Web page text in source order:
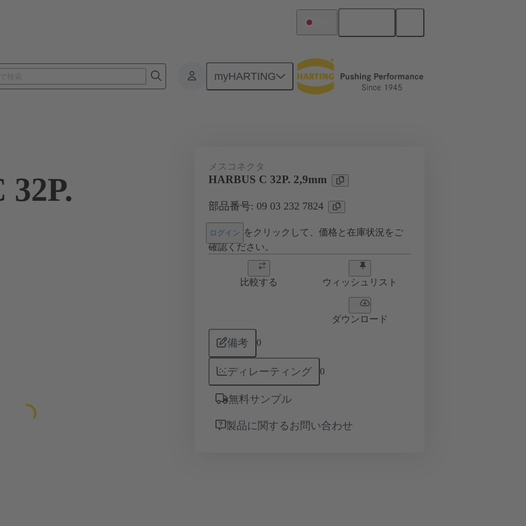
myHARTING
マザーボード ツー ドーターカード接続
メスコネクタ
HARBUS C 32P. 2,9mm
部品番号: 09 03 232 7824
ログイン をクリックして、価格と在庫状況をご
確認ください。
比較する ウィッシュリスト
ダウンロード
備考 0
ディレーティング 0
無料サンプル
製品に関するお問い合わせ